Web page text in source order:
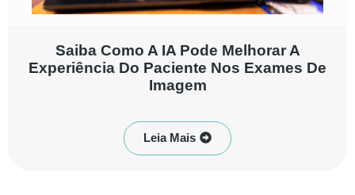
Saiba Como A IA Pode Melhorar A
Experiência Do Paciente Nos Exames De
Imagem
Leia Mais